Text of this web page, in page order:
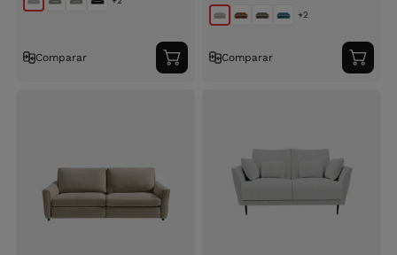
Comparar
Adicionar
ao
+2
Comparar
ao